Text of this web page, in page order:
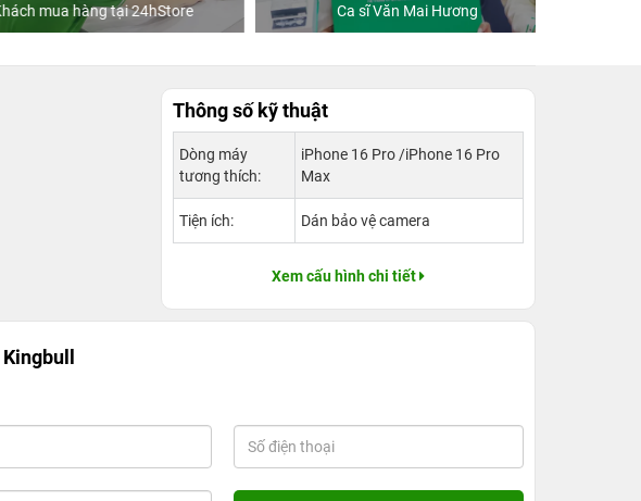
mua hàng tại 24hStore Ca sĩ Văn Mai Hương
Thông số kỹ thuật
Dòng máy
tương thích:
iPhone 16 Pro /iPhone 16 Pro
Max
Tiện ích: Dán bảo vệ camera
Xem cấu hình chi tiết